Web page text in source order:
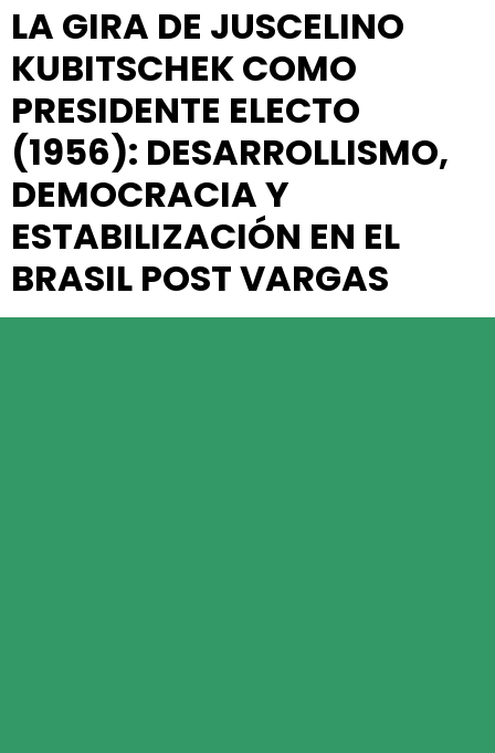
LA GIRA DE JUSCELINO
KUBITSCHEK COMO
PRESIDENTE ELECTO
(1956): DESARROLLISMO,
DEMOCRACIA Y
ESTABILIZACIÓN EN EL
BRASIL POST VARGAS